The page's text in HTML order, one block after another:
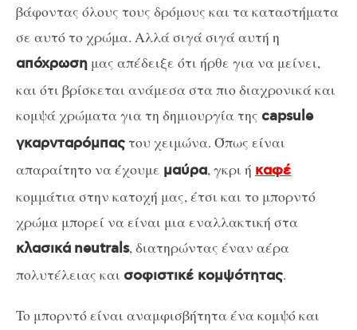
βάφοντας όλους τους δρόμους και τα καταστήματα
σε αυτό το χρώμα. Αλλά σιγά σιγά αυτή η
απόχρωση μας απέδειξε ότι ήρθε για να μείνει,
και ότι βρίσκεται ανάμεσα στα πιο διαχρονικά και
κομψά χρώματα για τη δημιουργία της capsule
γκαρνταρόμπαςτου χειμώνα. Όπως είναι
απαραίτητο να έχουμε μαύρα, γκρι ή καφέ
κομμάτια στην κατοχή μας, έτσι και το μπορντό
χρώμα μπορεί να είναι μια εναλλακτική στα
κλασικά neutrals, διατηρώντας έναν αέρα
πολυτέλειας και σοφιστικέ κομψότητας.
To μπορντό είναι αναμφισβήτητα ένα κομψό και